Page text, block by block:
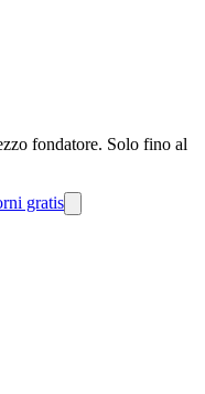
fondatore. Solo fino al
gratis